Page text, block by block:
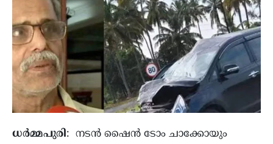
ധര്‍മ്മപുരി: നടന്‍ ഷൈന്‍ ടോം ചാക്കോയും